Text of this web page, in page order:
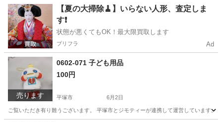
神奈川 おもちゃ リユース
【夏の大掃除🧹】いらない人形、査定しま
す❗️
状態が悪くてもOK！最大限買取します
プリフラ Ad
売ります
0602-071 子ども用品
100円
平塚市 6月2日
ご覧いただき有り難うございます。 平塚市とジモティーが連携して運営していま